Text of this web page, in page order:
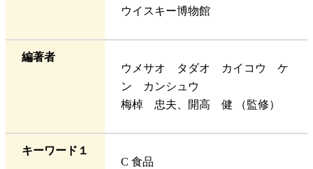
ウイスキー博物館
編著者
ウメサオ タダオ カイコウ ケ
ン カンシュウ
梅棹 忠夫、開高 健 （監修）
キーワード１
C 食品